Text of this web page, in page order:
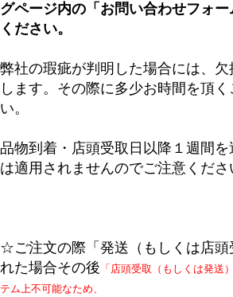
グページ内の「お問い合わせフォ
ください。
弊社の瑕疵が判明した場合には、
します。その際に多少お時間を頂
い。
品物到着・店頭受取日以降１週間
は適用されませんのでご注意くださ
☆ご注文の際「発送（もしくは店頭
れた場合その後 「店頭受取（もしくは発送
テム上不可能なため、